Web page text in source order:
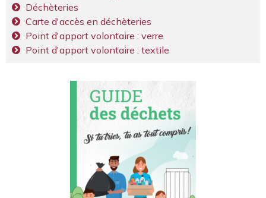
Déchèteries
Carte d'accès en déchèteries
Point d'apport volontaire : verre
Point d'apport volontaire : textile